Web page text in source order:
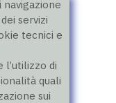
navigazione
servizi
tecnici e
di
quali
sui